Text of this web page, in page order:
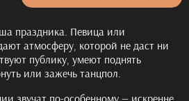
праздника. Певица или
атмосферу, которой не даст ни
публику, умеют поднять
или зажечь танцпол.
звучат по-особенному — искренне,